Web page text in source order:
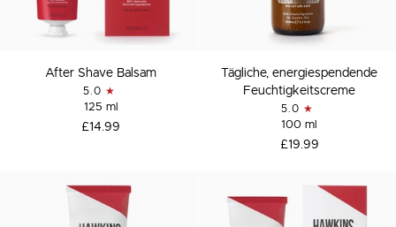
After Shave Balsam
5.0
125 ml
£14.99
Tägliche,
energiespendende
Feuchtigkeitscreme
Tägliche, energiespendende
Feuchtigkeitscreme
5.0
100 ml
£19.99